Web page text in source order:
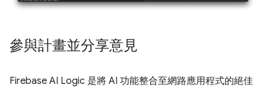
參與計畫並分享意見
Firebase AI Logic 是將 AI 功能整合至網路應用程式的絕佳